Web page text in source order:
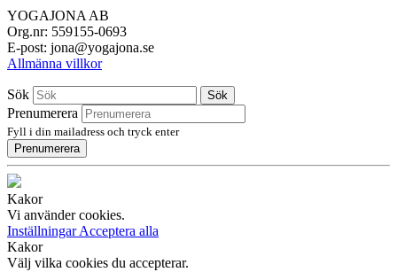
YOGAJONA AB
Org.nr: 559155-0693
E-post: jona@yogajona.se
Allmänna villkor
Sök Sök
Prenumerera
Fyll i din mailadress och tryck enter
Prenumerera
Kakor
Vi använder cookies.
InställningarAcceptera alla
Kakor
Välj vilka cookies du accepterar.